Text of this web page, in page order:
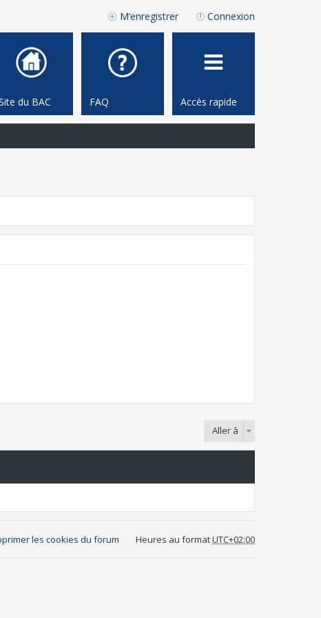
Connexion
M’enregistrer
Accès rapide
FAQ
du BAC
Aller à
Heures au formatUTC+02:00
les cookies du forum